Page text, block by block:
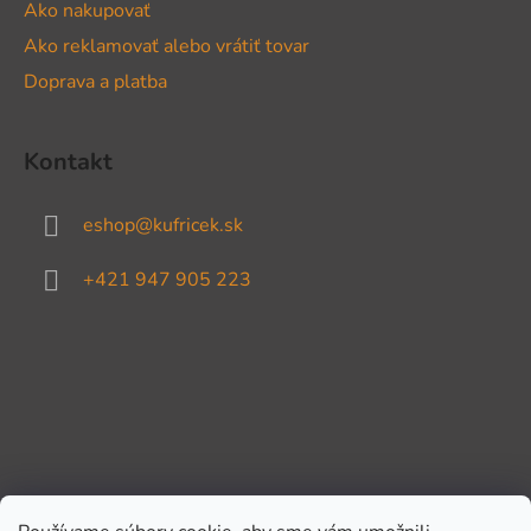
Ako nakupovať
Ako reklamovať alebo vrátiť tovar
Doprava a platba
Kontakt
eshop@kufricek.sk
+421 947 905 223